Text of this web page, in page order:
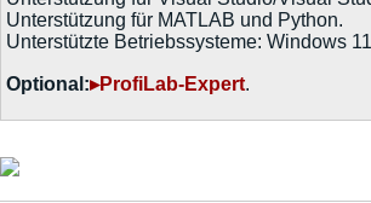
Unterstützung für MATLAB und Python.
Unterstützte Betriebssysteme: Windows
Optional:▸ProfiLab-Expert.